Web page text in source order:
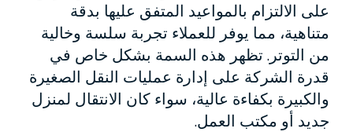
على الالتزام بالمواعيد المتفق عليها بدقة
متناهية، مما يوفر للعملاء تجربة سلسة وخالية
من التوتر. تظهر هذه السمة بشكل خاص في
قدرة الشركة على إدارة عمليات النقل الصغيرة
والكبيرة بكفاءة عالية، سواء كان الانتقال لمنزل
جديد أو مكتب العمل.